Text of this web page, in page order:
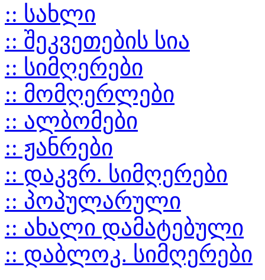
:: სახლი
:: შეკვეთების სია
:: სიმღერები
:: მომღერლები
:: ალბომები
:: ჟანრები
:: დაკვრ. სიმღერები
:: პოპულარული
:: ახალი დამატებული
:: დაბლოკ. სიმღერები